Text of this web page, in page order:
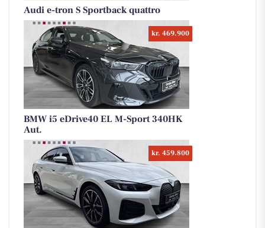
Audi e-tron S Sportback quattro
kr. 469.900
BMW i5 eDrive40 EL M-Sport 340HK
Aut.
kr. 459.800